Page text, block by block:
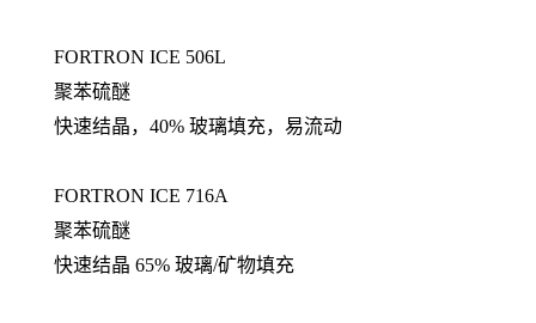
FORTRON ICE 506L
聚苯硫醚
快速结晶，40% 玻璃填充，易流动
FORTRON ICE 716A
聚苯硫醚
快速结晶 65% 玻璃/矿物填充